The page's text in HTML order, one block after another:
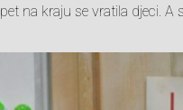
na kraju se vratila djeci.